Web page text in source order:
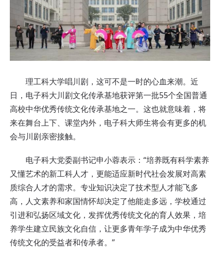
理工科大学唱川剧，这可不是一时的心血来潮。近
日，电子科大川剧文化传承基地获评第一批55个全国普通
高校中华优秀传统文化传承基地之一。这也就意味着，将
来在舞台上下、课堂内外，电子科大师生将会有更多的机
会与川剧亲密接触。
电子科大党委副书记申小蓉表示：“培养既有科学素养
又懂艺术的新工科人才，更能适应新时代社会发展对高素
质综合人才的需求。专业知识决定了技术型人才能飞多
高，人文素养和家国情怀却决定了他能走多远，学校通过
引进和弘扬区域文化，发挥优秀传统文化的育人效果，培
养学生建立民族文化自信，让更多青年学子成为中华优秀
传统文化的受益者和传承者。”